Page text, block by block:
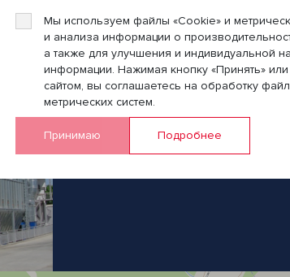
Мы используем файлы «Cookie» и
и анализа информации о
а также для улучшения и индивидуальной
информации. Нажимая кнопку «Принять»
сайтом, вы соглашаетесь на обработку
метрических систем.
Принимаю Подробнее